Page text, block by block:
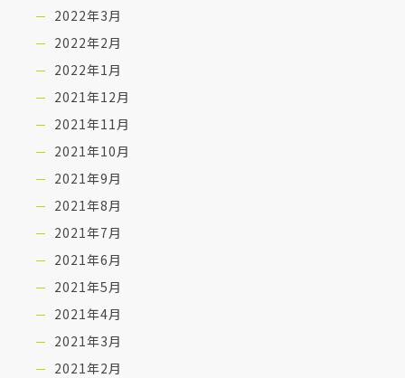
2022年3月
2022年2月
2022年1月
2021年12月
2021年11月
2021年10月
2021年9月
2021年8月
2021年7月
2021年6月
2021年5月
2021年4月
2021年3月
2021年2月